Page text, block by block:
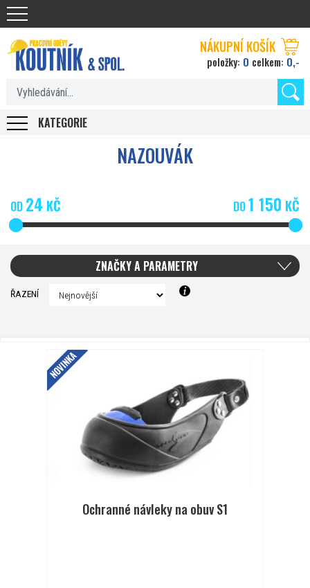
Koutnik.com
NAZOUVÁK
OD 24 KČ DO1 150 KČ
ZNAČKY A PARAMETRY
ŘAZENÍ
Ochranné návleky na obuv S1
NOVINKA
KATEGORIE
NÁKUPNÍ KOŠÍK
položky: 0 celkem: 0,-